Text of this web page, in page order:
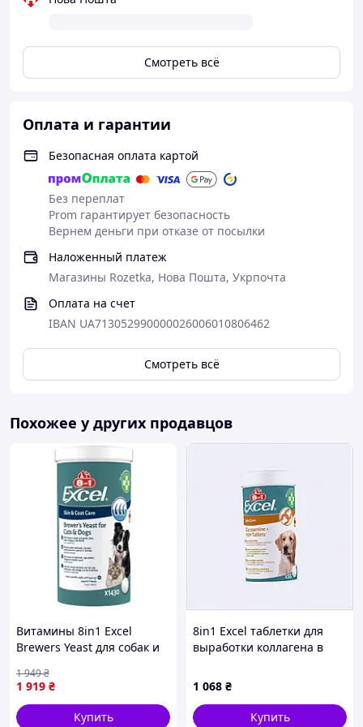
Смотреть всё
Оплата и гарантии
Безопасная оплата картой
Без переплат
Prom гарантирует безопасность
Вернем деньги при отказе от посылки
Наложенный платеж
Магазины Rozetka, Нова Пошта, Укрпочта
Оплата на счет
IBAN UA713052990000026006010806462
Смотреть всё
Похожее у других продавцов
Витамины 8in1 Excel
Brewers Yeast для собак и
чесноком для кожи и
шерсти 1430 шт (661833
1 919 ₴
1 949₴
Купить
8in1 Excel таблетки для
выработки коллагена в
898C8P09A5
1 068 ₴
Купить